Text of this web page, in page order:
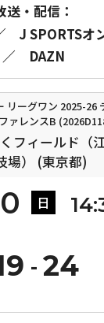
送・配信：
J SPORTSオ
／
DAZN
リーグワン 2025-26
ァレンスB
フィールド（
場） (東京都)
日
24